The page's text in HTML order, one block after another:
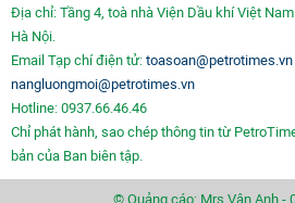
Địa chỉ: Tầng 4, toà nhà Viện Dầu khí Việt
Hà Nội.
Email Tạp chí điện tử: toasoan@petrotimes.vn
nangluongmoi@petrotimes.vn
Hotline: 0937.66.46.46
Chỉ phát hành, sao chép thông tin từ
bản của Ban biên tập.
© Quảng cáo: Mrs Vân Anh -